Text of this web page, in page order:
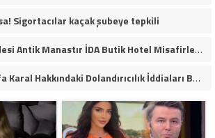
Sigortacılar kaçak şubeye tepkili
Kazdağları’nın Gözdesi Antik Manastır İDA Butik Hotel Misafirlerinden Tam Not Alıyor
Ufuk Avcı ve Mustafa Karal Hakkındaki Dolandırıcılık İddiaları Büyüyor